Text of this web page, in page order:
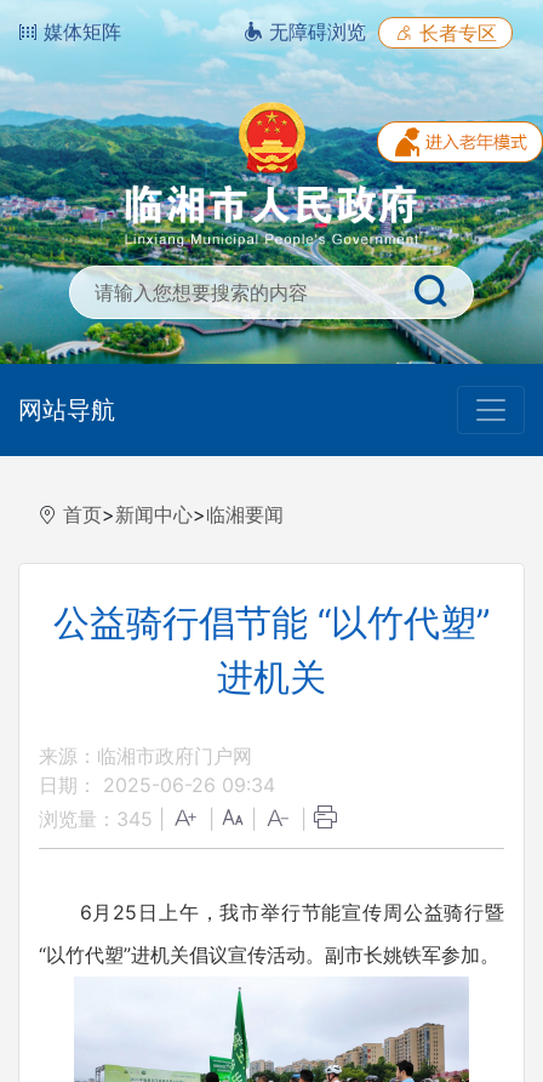
媒体矩阵 无障碍浏览 长者专区
网站导航
首页>新闻中心>临湘要闻
公益骑行倡节能 “以竹代塑”
进机关
来源：临湘市政府门户网
日期： 2025-06-26 09:34
浏览量： 345
6月25日上午，我市举行节能宣传周公益骑行暨
“以竹代塑”进机关倡议宣传活动。副市长姚铁军参加。